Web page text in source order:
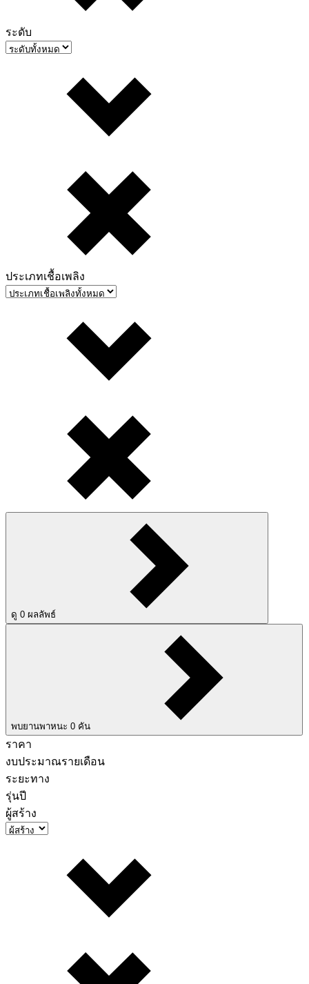
ระดับ
ประเภทเชื้อเพลิง
ดู 0 ผลลัพธ์
พบยานพาหนะ 0 คัน
ราคา
งบประมาณรายเดือน
ระยะทาง
รุ่นปี
ผู้สร้าง